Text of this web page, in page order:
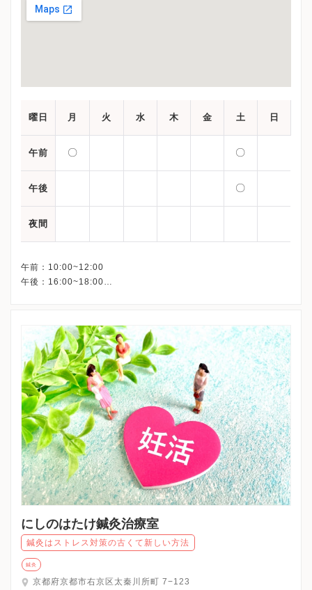
曜日 月 火 水 木 金 土 日
午前 〇 〇
午後 〇
夜間
午前：10:00~12:00
午後：16:00~18:00
にしのはたけ鍼灸治療室
鍼灸はストレス対策の古くて新しい方法
鍼灸
京都府京都市右京区太秦川所町 7−123